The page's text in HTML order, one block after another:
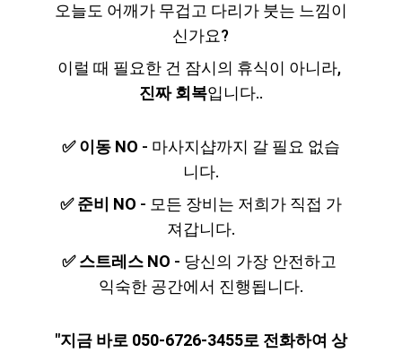
오늘도 어깨가 무겁고 다리가 붓는 느낌이
신가요?
이럴 때 필요한 건 잠시의 휴식이 아니라,
진짜 회복입니다..
✅ 이동 NO - 마사지샵까지 갈 필요 없습
니다.
✅ 준비 NO - 모든 장비는 저희가 직접 가
져갑니다.
✅ 스트레스 NO - 당신의 가장 안전하고
익숙한 공간에서 진행됩니다.
"지금 바로 050-6726-3455로 전화하여 상